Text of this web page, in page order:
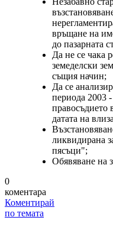
връщане на
до пазарната
Да не се чака
земеделски
същия начин;
Да се
периода 2003
правосъдието
датата на
ликвидирана
пясъци";
Обявяване на
0
коментара
Коментирай
по темата